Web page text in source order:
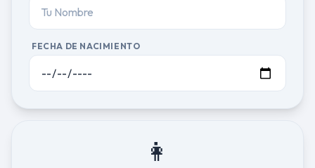
FECHA DE NACIMIENTO
👩